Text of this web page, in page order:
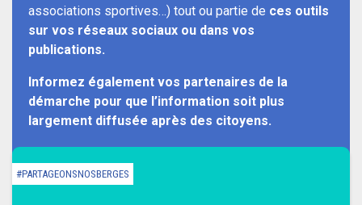
associations sportives…) tout ou partie de ces outils
sur vos réseaux sociaux ou dans vos
publications.
Informez également vos partenaires de la
démarche pour que l’information soit plus
largement diffusée après des citoyens.
#PARTAGEONSNOSBERGES